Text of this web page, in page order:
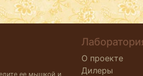
ее мышкой и
О проекте
Дилеры